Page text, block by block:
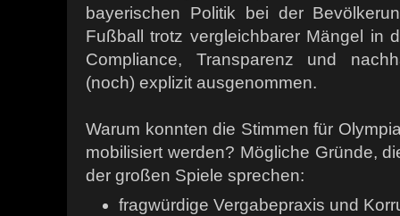
bayerischen Politik bei der
Fußball trotz vergleichbarer Mängel in
Compliance, Transparenz und
(noch) explizit ausgenommen.
Warum konnten die Stimmen für
mobilisiert werden? Mögliche Gründe,
der großen Spiele sprechen:
fragwürdige Vergabepraxis und